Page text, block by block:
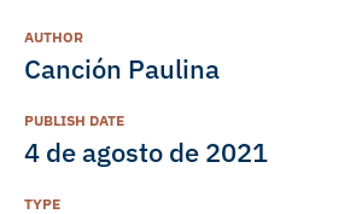
AUTHOR
Canción Paulina
PUBLISH DATE
4 de agosto de 2021
TYPE